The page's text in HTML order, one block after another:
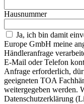
Hausnummer
Ja, ich bin damit
Europe GmbH meine
Händleranfrage
E-Mail oder Telefon
Anfrage erforderlich,
geeigneten TOA
weitergegeben werden.
Datenschutzerklärung